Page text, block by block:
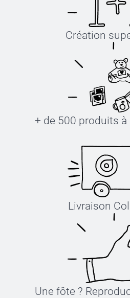
Création
+ de 500 produits
Livraison
Une fôte ?